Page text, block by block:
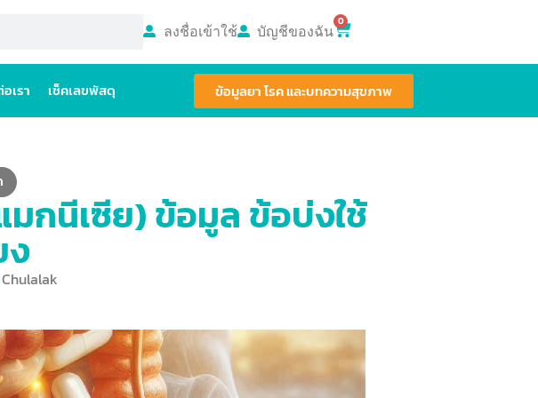
ลงชื่อเข้าใช้ บัญชีของฉัน 0
เรา เช็คเลขพัสดุ ข้อมูลยา โรค และบทความสุขภาพ
กนีเซีย) ข้อมูล ข้อบ่งใช้
Chulalak